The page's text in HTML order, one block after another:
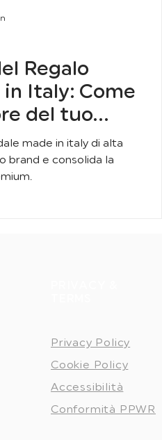
Regalo
Italy: Come
del tuo
made in italy di alta
brand e consolida la
Privacy Policy
Cookie Policy
Accessibilità
Conformità PPWR